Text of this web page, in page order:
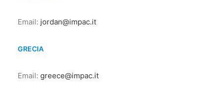
Email: jordan@impac.it
GRECIA
Email: greece@impac.it